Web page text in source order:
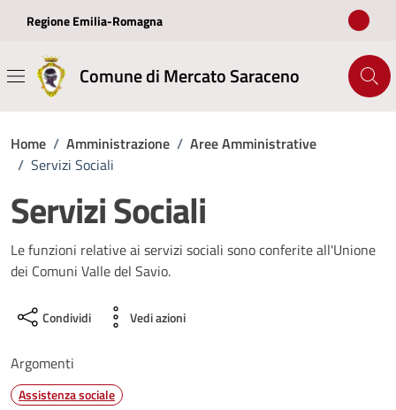
Regione Emilia-Romagna
Comune di Mercato Saraceno
Home / Amministrazione / Aree Amministrative
/ Servizi Sociali
Servizi Sociali
Le funzioni relative ai servizi sociali sono conferite all'Unione
dei Comuni Valle del Savio.
Condividi Vedi azioni
Argomenti
Assistenza sociale